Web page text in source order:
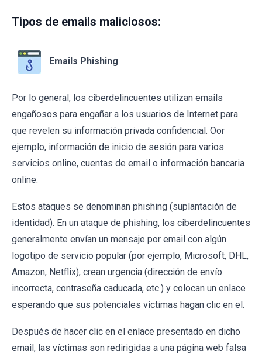
Tipos de emails maliciosos:
Emails Phishing
Por lo general, los ciberdelincuentes utilizan emails
engañosos para engañar a los usuarios de Internet para
que revelen su información privada confidencial. Oor
ejemplo, información de inicio de sesión para varios
servicios online, cuentas de email o información bancaria
online.
Estos ataques se denominan phishing (suplantación de
identidad). En un ataque de phishing, los ciberdelincuentes
generalmente envían un mensaje por email con algún
logotipo de servicio popular (por ejemplo, Microsoft, DHL,
Amazon, Netflix), crean urgencia (dirección de envío
incorrecta, contraseña caducada, etc.) y colocan un enlace
esperando que sus potenciales víctimas hagan clic en el.
Después de hacer clic en el enlace presentado en dicho
email, las víctimas son redirigidas a una página web falsa